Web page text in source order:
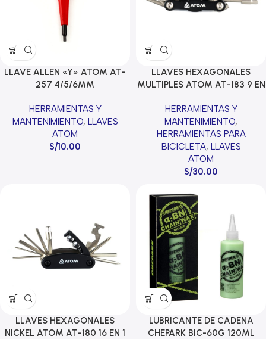
LLAVE ALLEN «Y» ATOM AT-
257 4/5/6MM
HERRAMIENTAS Y
MANTENIMIENTO, LLAVES
ATOM
S/10.00
LLAVES HEXAGONALES
MULTIPLES ATOM AT-183 9 EN
HERRAMIENTAS Y
MANTENIMIENTO,
HERRAMIENTAS PARA
BICICLETA, LLAVES
ATOM
S/30.00
LLAVES HEXAGONALES
NICKEL ATOM AT-180 16 EN 1
LUBRICANTE DE CADENA
CHEPARK BIC-60G 120ML